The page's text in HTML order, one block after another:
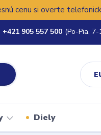
cenu si overte
+421 905 557 500 (Po-Pia, 7-
Diely